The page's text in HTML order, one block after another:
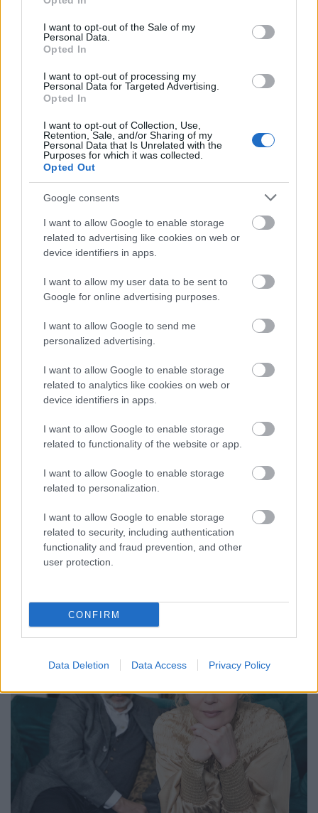
use your data for below specified purposes in below Google
consent section.
I want to opt-out of the Sale of my
Personal Data.
Opted In
I want to opt-out of processing my
Personal Data for Targeted Advertising.
Opted In
I want to opt-out of Collection, Use,
Retention, Sale, and/or Sharing of my
Personal Data that Is Unrelated with the
Purposes for which it was collected.
Opted Out
Google consents
I want to allow Google to enable storage
related to advertising like cookies on web or
device identifiers in apps.
I want to allow my user data to be sent to
Google for online advertising purposes.
I want to allow Google to send me
personalized advertising.
I want to allow Google to enable storage
related to analytics like cookies on web or
device identifiers in apps.
I want to allow Google to enable storage
related to functionality of the website or app.
I want to allow Google to enable storage
related to personalization.
I want to allow Google to enable storage
related to security, including authentication
functionality and fraud prevention, and other
user protection.
CONFIRM
Data Deletion Data Access Privacy Policy
„Csonka évadot zárni nem felemelő
érzés"
mtothorsi•2020. július 15.
Megtartotta évadzáró társulati ülését a Tomcsa
Sándor Színház. A világjárvány próbára tette az
"Csak engedjenek át a határon,
jövünk!"
mtothorsi 2020. július 13.
Augusztus 21. és 29. között, a tervezett és már
meghirdetett versenyprogrammal, magas művészi